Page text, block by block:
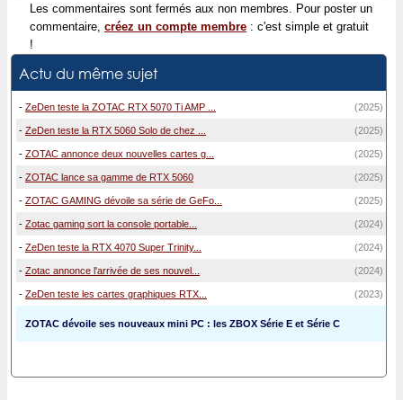
Les commentaires sont fermés aux non membres. Pour poster un
commentaire, créez un compte membre : c'est simple et gratuit
!
Actu du même sujet
- ZeDen teste la ZOTAC RTX 5070 Ti AMP ... (2025)
- ZeDen teste la RTX 5060 Solo de chez ... (2025)
- ZOTAC annonce deux nouvelles cartes g... (2025)
- ZOTAC lance sa gamme de RTX 5060 (2025)
- ZOTAC GAMING dévoile sa série de GeFo... (2025)
- Zotac gaming sort la console portable... (2024)
- ZeDen teste la RTX 4070 Super Trinity... (2024)
- Zotac annonce l'arrivée de ses nouvel... (2024)
- ZeDen teste les cartes graphiques RTX... (2023)
ZOTAC dévoile ses nouveaux mini PC : les ZBOX Série E et Série C